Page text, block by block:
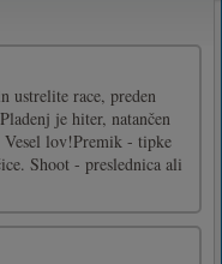
ustrelite race, preden
je hiter, natančen
Vesel lov!Premik - tipke
Shoot - preslednica ali